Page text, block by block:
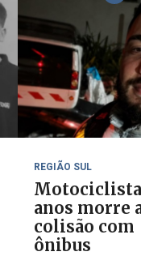
REGIÃO SUL
Motociclista
anos morre
colisão com
ônibus